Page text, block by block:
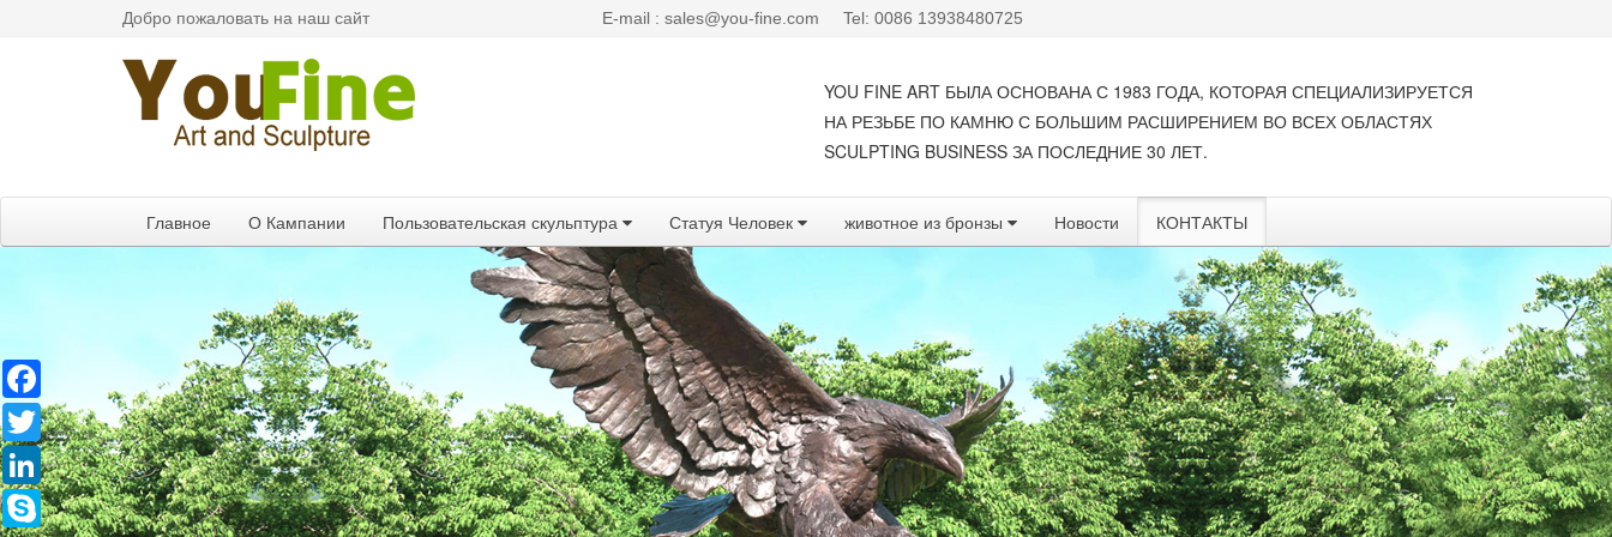
Добро пожаловать на наш сайт E-mail : sales@you-fine.com Tel: 0086 13938480725
YOU FINE ART БЫЛА ОСНОВАНА С 1983 ГОДА, КОТОРАЯ СПЕЦИАЛИЗИРУЕТСЯ
НА РЕЗЬБЕ ПО КАМНЮ С БОЛЬШИМ РАСШИРЕНИЕМ ВО ВСЕХ ОБЛАСТЯХ
SCULPTING BUSINESS ЗА ПОСЛЕДНИЕ 30 ЛЕТ.
Главное О Кампании Пользовательская скульптура Статуя Человек животное из бронзы Новости КОНТАКТЫ
Twitter
LinkedIn
Skype